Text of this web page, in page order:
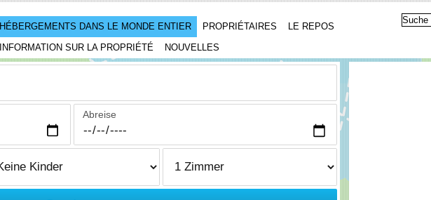
HÉBERGEMENTS DANS LE MONDE ENTIER PROPRIÉTAIRES
LE REPOS
INFORMATION SUR LA PROPRIÉTÉ
NOUVELLES
Abreise